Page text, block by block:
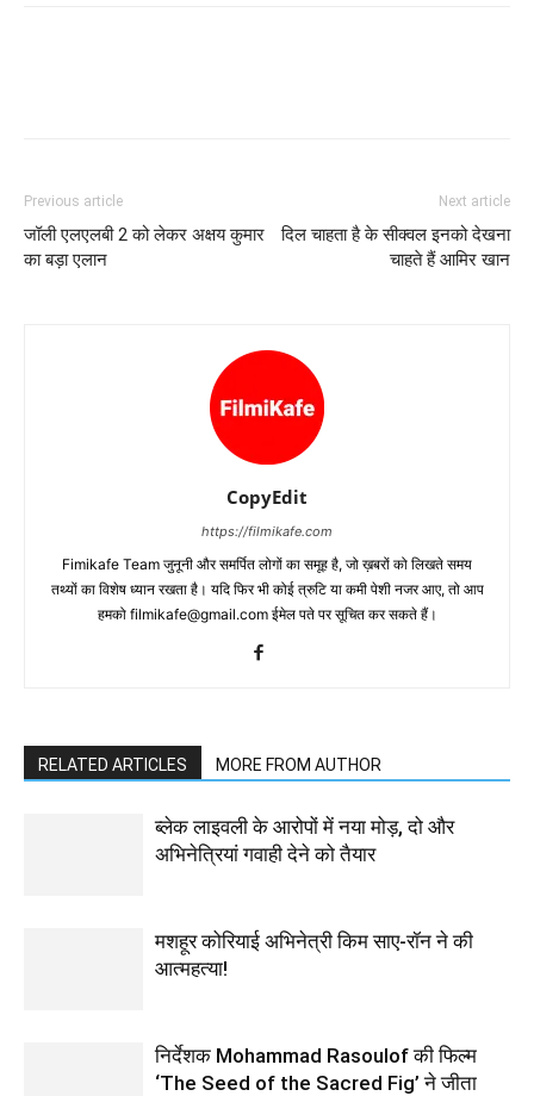
Previous article
जॉली एलएलबी 2 को लेकर अक्षय कुमार
का बड़ा एलान
Next article
दिल चाहता है के सीक्‍वल इनको देखना
चाहते हैं आमिर खान
CopyEdit
https://filmikafe.com
Fimikafe Team जुनूनी और समर्पित लोगों का समूह है, जो ख़बरों को लिखते समय
तथ्‍यों का विशेष ध्‍यान रखता है। यदि फिर भी कोई त्रुटि या कमी पेशी नजर आए, तो आप
हमको filmikafe@gmail.com ईमेल पते पर सूचित कर सकते हैं।
RELATED ARTICLES MORE FROM AUTHOR
ब्लेक लाइवली के आरोपों में नया मोड़, दो और
अभिनेत्रियां गवाही देने को तैयार
मशहूर कोरियाई अभिनेत्री किम साए-रॉन ने की
आत्महत्या!
निर्देशक Mohammad Rasoulof की फिल्म
‘The Seed of the Sacred Fig’ ने जीता